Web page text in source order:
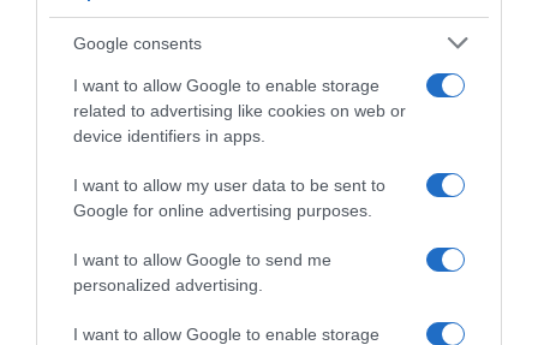
Google consents
I want to allow Google to enable storage
related to advertising like cookies on web or
device identifiers in apps.
I want to allow my user data to be sent to
Google for online advertising purposes.
I want to allow Google to send me
personalized advertising.
I want to allow Google to enable storage
Patrícia szerint, ha idősebben arra ébrednének, hogy
gondolkodás nélkül ismét összeházasodnának.
– Ha úgy alakulna, hogy összeházasodunk 60 évesen,
akkor végre végigjárhatnánk Amerikát, ahogy azt
terveztük, de ezt most ebben a pillanatban nem érzem,
sőt, biztos, hogy nem történik meg.
Forrás: Blikk